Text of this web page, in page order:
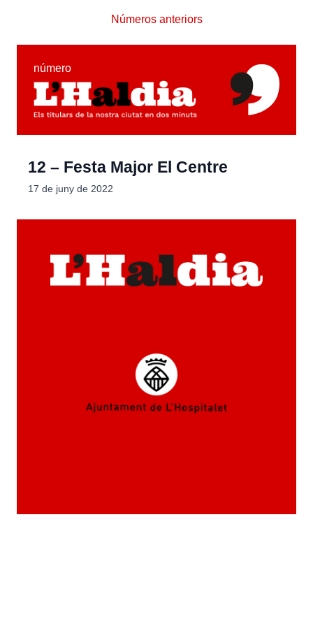
Números anteriors
número
12 – Festa Major El Centre
17 de juny de 2022